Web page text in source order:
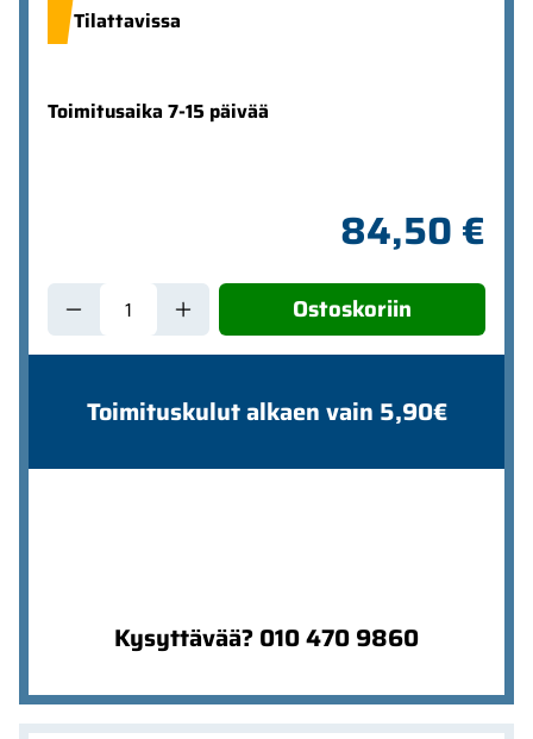
Tilattavissa
Toimitusaika 7-15 päivää
84,50 €
Ostoskoriin
Toimituskulut alkaen vain 5,90€
Kysyttävää? 010 470 9860